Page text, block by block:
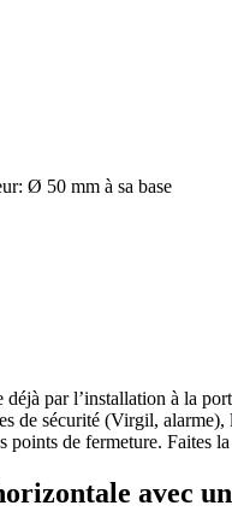
Ø 50 mm à sa base
par l’installation à la
de sécurité (Virgil, alarme),
de fermeture. Faites
avec